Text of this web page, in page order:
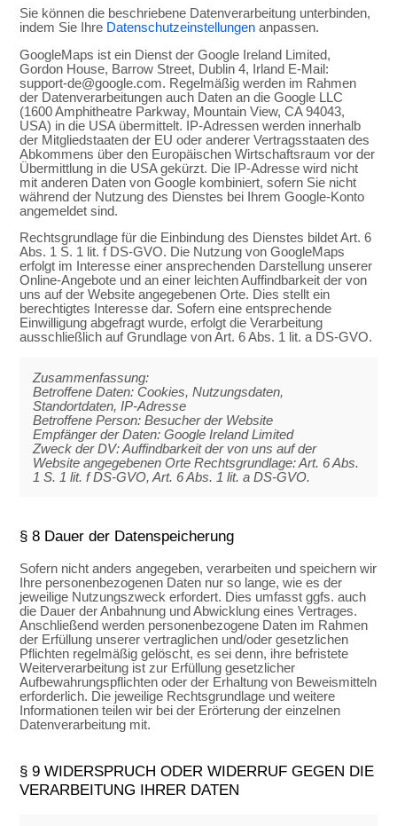
Sie können die beschriebene Datenverarbeitung unterbinden,
indem Sie Ihre Datenschutzeinstellungen anpassen.
GoogleMaps ist ein Dienst der Google Ireland Limited,
Gordon House, Barrow Street, Dublin 4, Irland E-Mail:
support-de@google.com. Regelmäßig werden im Rahmen
der Datenverarbeitungen auch Daten an die Google LLC
(1600 Amphitheatre Parkway, Mountain View, CA 94043,
USA) in die USA übermittelt. IP-Adressen werden innerhalb
der Mitgliedstaaten der EU oder anderer Vertragsstaaten des
Abkommens über den Europäischen Wirtschaftsraum vor der
Übermittlung in die USA gekürzt. Die IP-Adresse wird nicht
mit anderen Daten von Google kombiniert, sofern Sie nicht
während der Nutzung des Dienstes bei Ihrem Google-Konto
angemeldet sind.
Rechtsgrundlage für die Einbindung des Dienstes bildet Art. 6
Abs. 1 S. 1 lit. f DS-GVO. Die Nutzung von GoogleMaps
erfolgt im Interesse einer ansprechenden Darstellung unserer
Online-Angebote und an einer leichten Auffindbarkeit der von
uns auf der Website angegebenen Orte. Dies stellt ein
berechtigtes Interesse dar. Sofern eine entsprechende
Einwilligung abgefragt wurde, erfolgt die Verarbeitung
ausschließlich auf Grundlage von Art. 6 Abs. 1 lit. a DS-GVO.
Zusammenfassung:
Betroffene Daten: Cookies, Nutzungsdaten,
Standortdaten, IP-Adresse
Betroffene Person: Besucher der Website
Empfänger der Daten: Google Ireland Limited
Zweck der DV: Auffindbarkeit der von uns auf der
Website angegebenen Orte Rechtsgrundlage: Art. 6 Abs.
1 S. 1 lit. f DS-GVO, Art. 6 Abs. 1 lit. a DS-GVO.
§ 8 Dauer der Datenspeicherung
Sofern nicht anders angegeben, verarbeiten und speichern wir
Ihre personenbezogenen Daten nur so lange, wie es der
jeweilige Nutzungszweck erfordert. Dies umfasst ggfs. auch
die Dauer der Anbahnung und Abwicklung eines Vertrages.
Anschließend werden personenbezogene Daten im Rahmen
der Erfüllung unserer vertraglichen und/oder gesetzlichen
Pflichten regelmäßig gelöscht, es sei denn, ihre befristete
Weiterverarbeitung ist zur Erfüllung gesetzlicher
Aufbewahrungspflichten oder der Erhaltung von Beweismitteln
erforderlich. Die jeweilige Rechtsgrundlage und weitere
Informationen teilen wir bei der Erörterung der einzelnen
Datenverarbeitung mit.
§ 9 WIDERSPRUCH ODER WIDERRUF GEGEN DIE
VERARBEITUNG IHRER DATEN